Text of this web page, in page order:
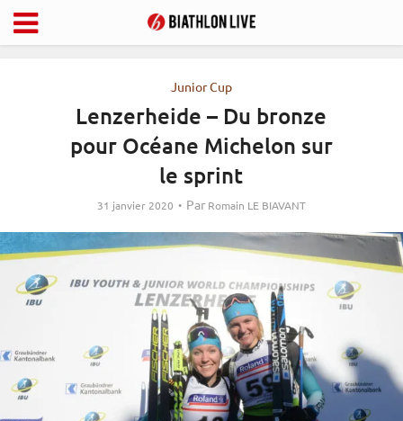
Junior Cup
Lenzerheide – Du bronze
pour Océane Michelon sur
le sprint
31 janvier 2020 Par Romain LE BIAVANT